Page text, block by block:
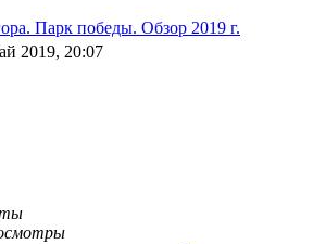
Парк победы. Обзор 2019 г.
2019, 20:07